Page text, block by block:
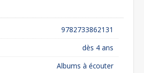
9782733862131
dès 4 ans
Albums à écouter